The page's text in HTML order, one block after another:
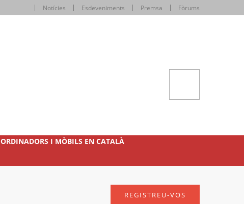
Notícies Esdeveniments Premsa Fòrums
ORDINADORS I MÒBILS EN CATALÀ
REGISTREU-VOS